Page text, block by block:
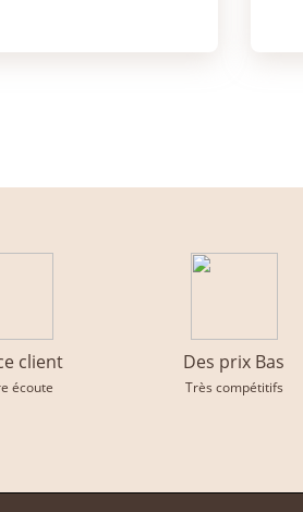
client
écoute
Des prix Bas
Très compétitifs